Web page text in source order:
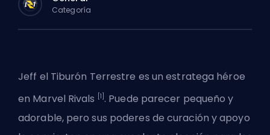
Categoría
Jeff el Tiburón Terrestre es unestratega héroe
en Marvel Rivals
[1] . Puede parecer pequeño y
adorable, pero sus poderes de curación y apoyo